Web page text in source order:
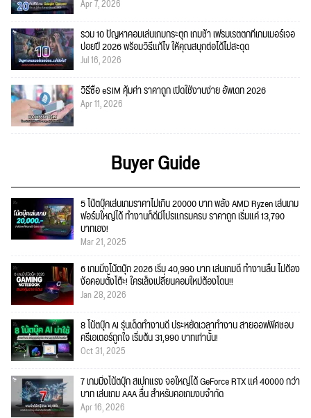
Apr 7, 2026
รวม 10 ปัญหาคอมเล่นเกมกระตุก เกมช้า เฟรมเรตตกที่เกมเมอร์เจอ
บ่อยปี 2026 พร้อมวิธีแก้ไข ให้คุณสนุกต่อได้ไม่สะดุด
Jul 16, 2026
วิธีซื้อ eSIM คุ้มค่า ราคาถูก เปิดใช้งานง่าย อัพเดท 2026
Apr 11, 2026
Buyer Guide
5 โน๊ตบุ๊คเล่นเกมราคาไม่เกิน 20000 บาท พลัง AMD Ryzen เล่นเกม
ฟอร์มใหญ่ได้ ทำงานก็ดีมีโปรแกรมครบ ราคาถูก เริ่มแค่ 13,790
บาทเอง!
Mar 21, 2025
6 เกมมิ่งโน้ตบุ๊ก 2026 เริ่ม 40,990 บาท เล่นเกมดี ทำงานลื่น ไม่ต้อง
ง้อคอมตั้งโต๊ะ! ใครเล็งเปลี่ยนคอมใหม่ต้องโดน!!
Jan 28, 2026
8 โน้ตบุ๊ก AI รุ่นเด็ดทำงานดี ประหยัดเวลาทำงาน สายออฟฟิศชอบ
ครีเอเตอร์ถูกใจ เริ่มต้น 31,990 บาทเท่านั้น!
Oct 31, 2025
7 เกมมิ่งโน้ตบุ๊ก สเปกแรง จอใหญ่ได้ GeForce RTX แค่ 40000 กว่า
บาท เล่นเกม AAA ลื่น สำหรับคอเกมงบจำกัด
Apr 16, 2026